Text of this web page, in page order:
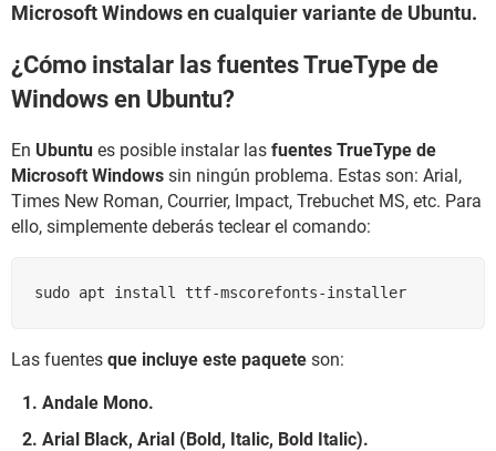
Microsoft Windows en cualquier variante de Ubuntu.
¿Cómo instalar las fuentes TrueType de
Windows en Ubuntu?
En Ubuntu es posible instalar las fuentes TrueType de
Microsoft Windows sin ningún problema. Estas son: Arial,
Times New Roman, Courrier, Impact, Trebuchet MS, etc. Para
ello, simplemente deberás teclear el comando:
sudo apt install ttf-mscorefonts-installer
Las fuentes que incluye este paquete son:
Andale Mono.
Arial Black, Arial (Bold, Italic, Bold Italic).